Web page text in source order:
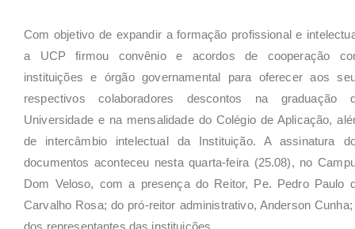
Com objetivo de expandir a formação profissional e
a UCP firmou convênio e acordos de cooperação
instituições e órgão governamental para oferecer aos
respectivos colaboradores descontos na graduação
Universidade e na mensalidade do Colégio de Aplicação,
de intercâmbio intelectual da Instituição. A assinatura
documentos aconteceu nesta quarta-feira (25.08), no
Dom Veloso, com a presença do Reitor, Pe. Pedro Paulo
Carvalho Rosa; do pró-reitor administrativo, Anderson
dos representantes das instituições.